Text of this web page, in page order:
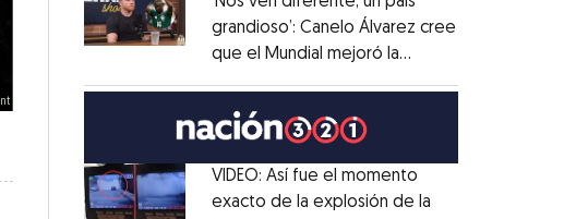
Opens in new window
grandioso’: Canelo Álvarez cree
que el Mundial mejoró la
VIDEO: Así fue el momento
exacto de la explosión de la